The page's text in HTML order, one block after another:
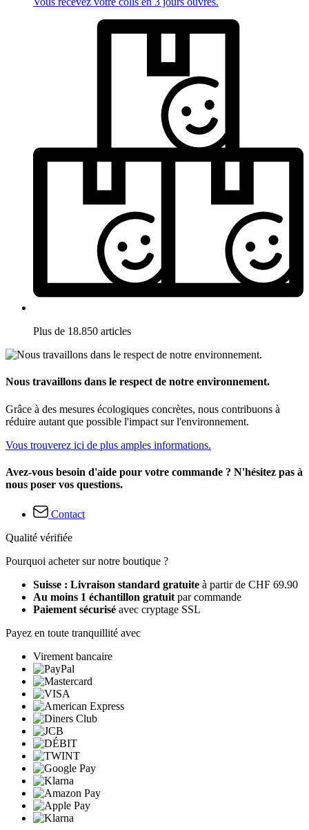
Plus de 18.850 articles
Nous travaillons dans le respect de notre environnement.
Grâce à des mesures écologiques concrètes, nous contribuons à
réduire autant que possible l'impact sur l'environnement.
Vous trouverez ici de plus amples informations.
Avez-vous besoin d'aide pour votre commande ? N'hésitez pas à
nous poser vos questions.
Contact
Qualité vérifiée
Pourquoi acheter sur notre boutique ?
Suisse : Livraison standard gratuite à partir de CHF 69.90
Au moins 1 échantillon gratuit par commande
Paiement sécurisé avec cryptage SSL
Payez en toute tranquillité avec
Virement bancaire